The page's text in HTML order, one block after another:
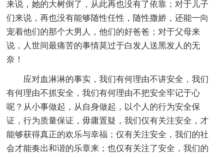
来说，她的大树倒了，从此再也没有了依靠；对于儿子
们来说，再也没有能够随性任性，随性撒娇，还能一向
宠着他们的那个大男人，他们的好爸爸；对于父母来
说，人世间最痛苦的事情莫过于白发人送黑发人的无
奈！
应对血淋淋的事实，我们有何理由不讲安全，我们
有何理由不抓安全，我们有何理由不把安全牢记于心
呢？从小事做起，从自身做起，以个人的行为安全保
证，行为质量保证，毋庸置疑，我们仅有关注安全，才
能够获得真正的欢乐与幸福；仅有关注安全，我们的社
会才能奏出和谐的乐章来；也仅有关注了安全，我们的